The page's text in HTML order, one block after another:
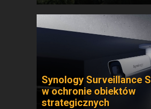
Synology Surveillance
w ochronie obiektów
strategicznych